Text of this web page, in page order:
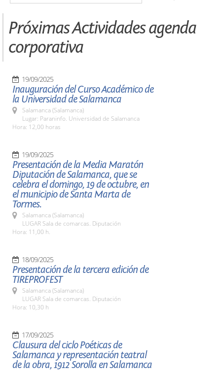
Próximas Actividades agenda
corporativa
19/09/2025
Inauguración del Curso Académico de
la Universidad de Salamanca
Salamanca (Salamanca)
Lugar: Paraninfo. Universidad de Salamanca
Hora: 12,00 horas
19/09/2025
Presentación de la Media Maratón
Diputación de Salamanca, que se
celebra el domingo, 19 de octubre, en
el municipio de Santa Marta de
Tormes.
Salamanca (Salamanca)
LUGAR Sala de comarcas. Diputación
Hora: 11,00 h.
18/09/2025
Presentación de la tercera edición de
TIREPROFEST
Salamanca (Salamanca)
LUGAR Sala de comarcas. Diputación
Hora: 10,30 h
17/09/2025
Clausura del ciclo Poéticas de
Salamanca y representación teatral
de la obra, 1912 Sorolla en Salamanca